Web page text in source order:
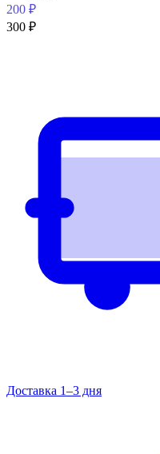
200 ₽
300 ₽
Доставка 1–3 дня